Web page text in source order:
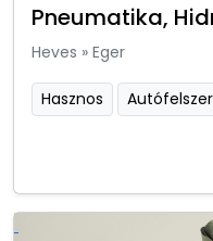
Pneumatika,
Heves » Eger
Hasznos